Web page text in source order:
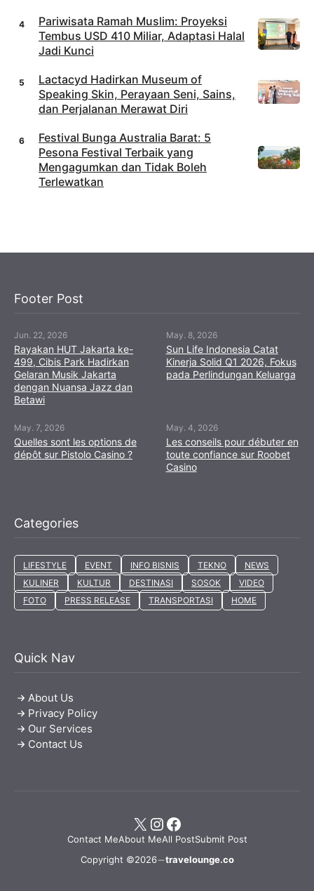
Pariwisata Ramah Muslim: Proyeksi
Tembus USD 410 Miliar, Adaptasi Halal
Jadi Kunci
Lactacyd Hadirkan Museum of
Speaking Skin, Perayaan Seni, Sains,
dan Perjalanan Merawat Diri
Festival Bunga Australia Barat: 5
Pesona Festival Terbaik yang
Mengagumkan dan Tidak Boleh
Terlewatkan
Footer Post
Jun. 22, 2026
Rayakan HUT Jakarta ke-
499, Cibis Park Hadirkan
Gelaran Musik Jakarta
dengan Nuansa Jazz dan
Betawi
May. 8, 2026
Sun Life Indonesia Catat
Kinerja Solid Q1 2026, Fokus
pada Perlindungan Keluarga
May. 7, 2026
Quelles sont les options de
dépôt sur Pistolo Casino ?
May. 4, 2026
Les conseils pour débuter en
toute confiance sur Roobet
Casino
Categories
LIFESTYLE EVENT INFO BISNIS TEKNO
NEWS
KULINER
KULTUR DESTINASI SOSOK
VIDEO
FOTO
PRESS RELEASE TRANSPORTASI HOME
Quick Nav
About Us
Privacy Policy
Our Services
Contact Us
Copyright ©2026 travelounge.co
Contact MeAbout MeAll PostSubmit Post
X Instagram
Facebook